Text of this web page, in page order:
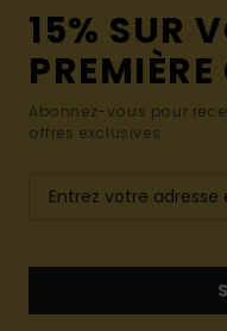
15% SUR
Abonnez-vous pour
offres exclusives.